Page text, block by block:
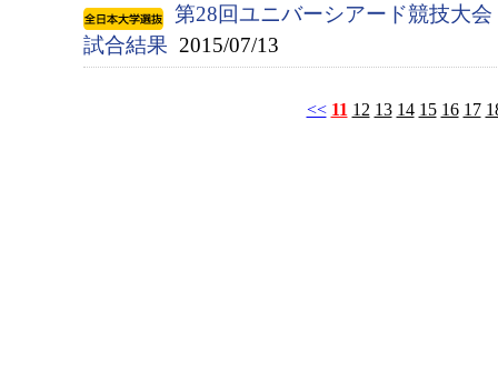
第28回ユニバーシアード競技大
試合結果 2015/07/13
<< 11 12 13 14 15 16 17